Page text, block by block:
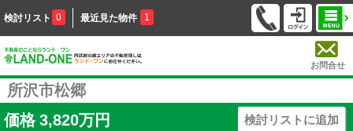
検討リスト 0 最近見た物件 1
お問合せ
所沢市松郷
価格 3,820万円 検討リストに追加